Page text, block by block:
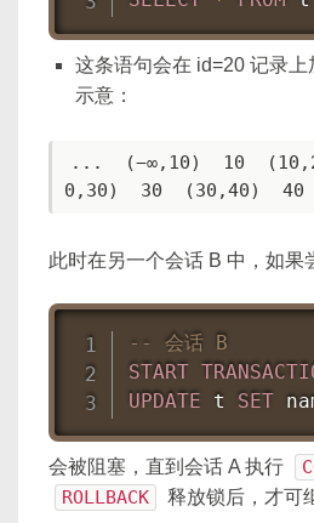
这条语句会在 id=20 记录上
示意：
...  (−∞,10)  10
0,30)  30  (30,40)
此时在另一个会话 B 中，如果
-- 会话 B
START
UPDATE t SET
会被阻塞，直到会话 A 执行
ROLLBACK 释放锁后，才可